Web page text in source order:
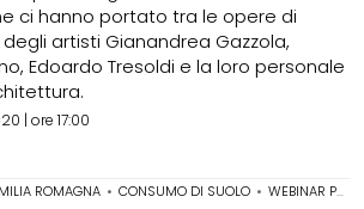
ci hanno portato tra le opere di
artisti Gianandrea Gazzola,
Edoardo Tresoldi e la loro personale
| ore 17:00
ROMAGNA • CONSUMO DI SUOLO • WEBINAR PER PROGETTISTI